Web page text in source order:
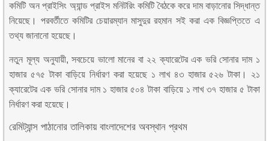
কমিটি অন প্রাইসিং অ্যান্ড প্রাইস মনিটরিং কমিটি বৈঠকে করে দাম বাড়ানোর সিদ্ধান্ত
নিয়েছে। পরবর্তীতে কমিটির চেয়ারম্যান মাসুদুর রহমান সই করা এক বিজ্ঞপ্তিতে এ
তথ্য জানানো হয়েছে।
নতুন মূল্য অনুযায়ী, সবচেয়ে ভালো মানের বা ২২ ক্যারেটের এক ভরি সোনার দাম ১
হাজার ৫৭৫ টাকা বাড়িয়ে নির্ধারণ করা হয়েছে ১ লাখ ৪৩ হাজার ৫২৬ টাকা। ২১
ক্যারেটের এক ভরি সোনার দাম ১ হাজার ৫০৪ টাকা বাড়িয়ে ১ লাখ ৩৭ হাজার ৫ টাকা
নির্ধারণ করা হয়েছে।
রেমিট্যান্স পাঠানোর তালিকায় বাংলাদেশের অবস্থান প্রথম